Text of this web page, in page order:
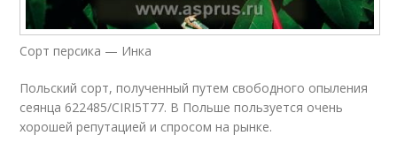
Сорт персика — Инка
Польский сорт, полученный путем свободного опыления
сеянца 622485/CIRI5T77. В Польше пользуется очень
хорошей репутацией и спросом на рынке.